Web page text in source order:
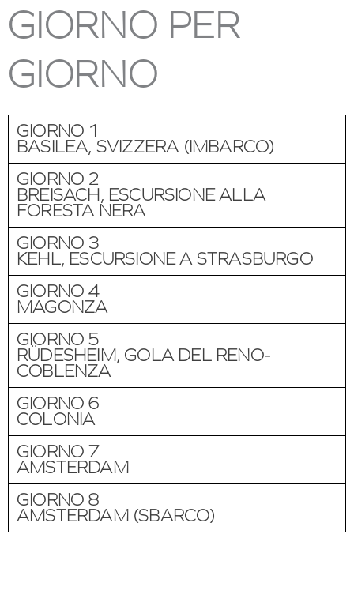
GIORNO PER
GIORNO
GIORNO 1
BASILEA, SVIZZERA (IMBARCO)
GIORNO 2
BREISACH, ESCURSIONE ALLA
FORESTA NERA
GIORNO 3
KEHL, ESCURSIONE A STRASBURGO
GIORNO 4
MAGONZA
GIORNO 5
RÜDESHEIM, GOLA DEL RENO-
COBLENZA
GIORNO 6
COLONIA
GIORNO 7
AMSTERDAM
GIORNO 8
AMSTERDAM (SBARCO)